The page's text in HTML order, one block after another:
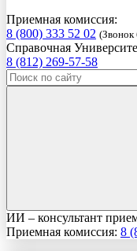
Приемная комиссия:
8 (800) 333 52 02 (Звонок
Справочная
8 (812) 269-57-58
ИИ – консультант
Приемная комиссия: 8